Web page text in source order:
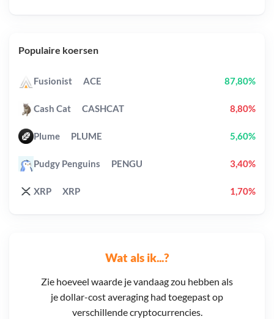
Wat als ik...?
Zie hoeveel waarde je vandaag zou hebben als
je dollar-cost averaging had toegepast op
verschillende cryptocurrencies.
Populaire koersen
Fusionist ACE 87,80%
Cash Cat CASHCAT 8,80%
Plume PLUME 5,60%
Pudgy Penguins PENGU 3,40%
XRP XRP 1,70%